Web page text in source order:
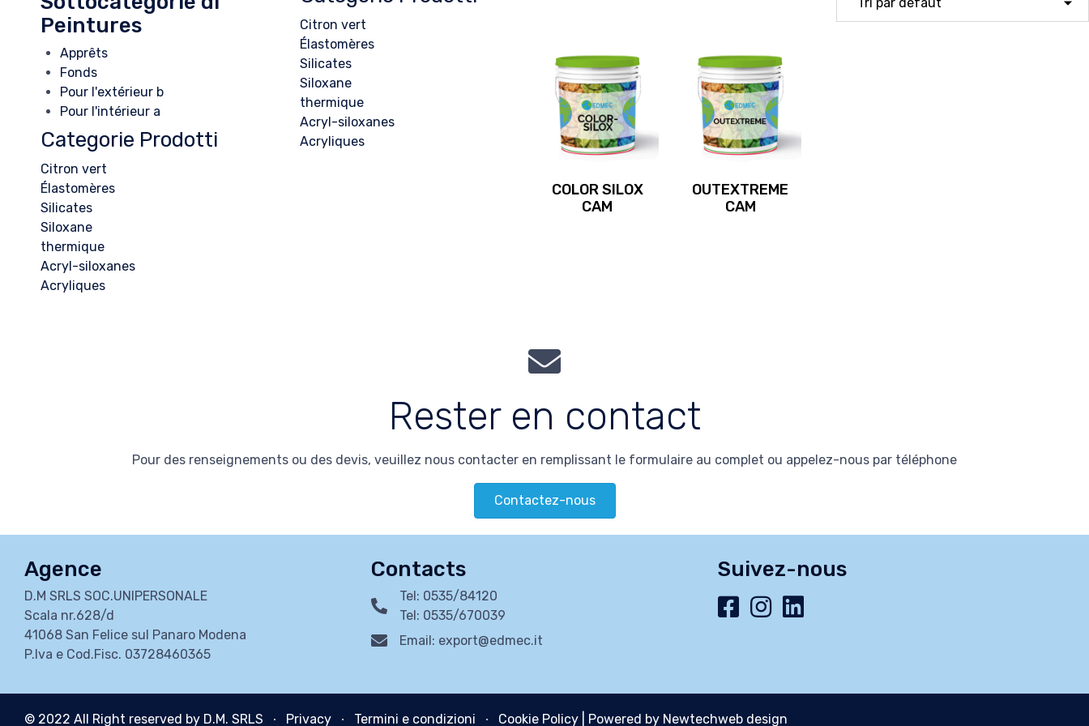
Peintures
Apprêts
Fonds
Pour l'extérieur b
Pour l'intérieur a
Categorie Prodotti
Citron vert
Élastomères
Silicates
Siloxane
thermique
Acryl-siloxanes
Acryliques
COLOR SILOX
CAM
OUTEXTREME
CAM
Citron vert
Élastomères
Silicates
Siloxane
thermique
Acryl-siloxanes
Acryliques
Rester en contact
Pour des renseignements ou des devis, veuillez nous contacter en remplissant le formulaire au complet ou appelez-nous par téléphone
Contactez-nous
Agence
D.M SRLS SOC.UNIPERSONALE
Scala nr.628/d
41068 San Felice sul Panaro Modena
P.Iva e Cod.Fisc. 03728460365
Contacts
Tel: 0535/84120
Tel: 0535/670039
Email: export@edmec.it
Suivez-nous
© 2022 All Right reserved by D.M. SRLS ∙ Privacy ∙ Termini e condizioni ∙ Cookie Policy | Powered by Newtechweb design